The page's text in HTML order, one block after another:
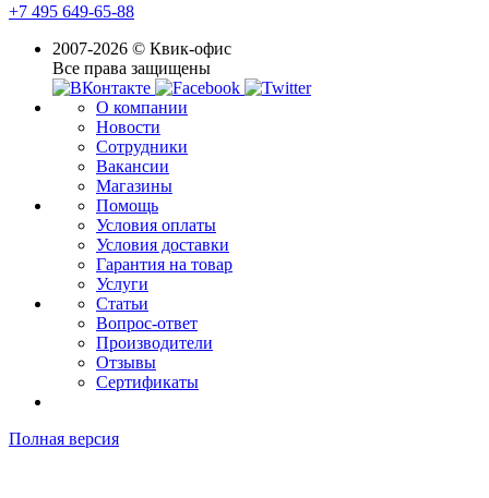
+7 495 649-65-88
2007-2026 © Квик-офис
Все права защищены
О компании
Новости
Сотрудники
Вакансии
Магазины
Помощь
Условия оплаты
Условия доставки
Гарантия на товар
Услуги
Статьи
Вопрос-ответ
Производители
Отзывы
Сертификаты
Полная версия